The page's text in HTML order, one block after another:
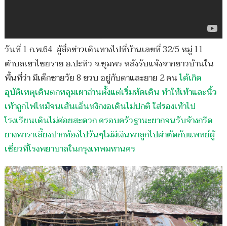
วันที่ 1 ก.พ.64 ผู้สื่อข่าวเดินทางไปที่บ้านเลขที่ 32/5 หมู่ 11
ตำบลเขาไชยราช อ.ปะทิว จ.ชุมพร หลังรับแจ้งจากชาวบ้านใน
พื้นที่ว่า มีเด็กชายวัย 8 ขวบ อยู่กับตาและยาย 2 คนได้เกิด
อุบัติเหตุเดินตกหลุมเผาถ่านตั้งแต่เริ่มหัดเดิน ทำให้เท้าและนิ้ว
เท้าถูกไฟไหม้จนเส้นเอ็นหงิกงอเดินไม่ปกติ ใส่รองเท้าไป
โรงเรียนเดินไม่ค่อยสะดวก ครอบครัวฐานะยากจนรับจ้างกรีด
ยางพาราเลี้ยงปากท้องไปวันๆไม่มีเงินพาลูกไปผ่าตัดกับแพทย์ผู้
เชี่ยวที่โรงพยาบาลในกรุงเทพมหานคร